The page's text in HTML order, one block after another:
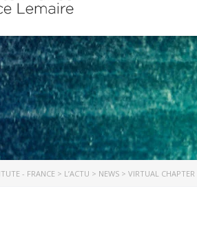
- FRANCE > L’ACTU > NEWS > VIRTUAL